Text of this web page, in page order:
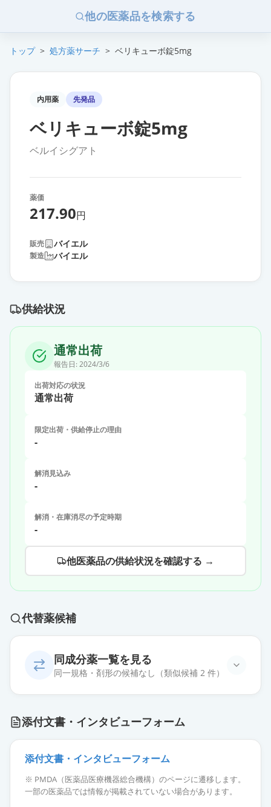
他の医薬品を検索する
トップ > 処方薬サーチ > ベリキューボ錠5mg
内用薬 先発品
ベリキューボ錠5mg
ベルイシグアト
薬価
217.90円
販売 バイエル
製造 バイエル
供給状況
通常出荷
報告日: 2024/3/6
出荷対応の状況
通常出荷
限定出荷・供給停止の理由
-
解消見込み
-
解消・在庫消尽の予定時期
-
他医薬品の供給状況を確認する →
代替薬候補
同成分薬一覧を見る
同一規格・剤形の候補なし（類似候補 2 件）
ベリキューボ錠2.5mg
薬価 124.50 円
添付文書・インタビューフォーム
添付文書・インタビューフォーム
※ PMDA（医薬品医療機器総合機構）のページに遷移します。
一部の医薬品では情報が掲載されていない場合があります。